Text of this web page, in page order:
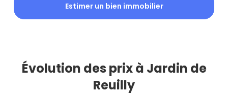
Estimer un bien immobilier
Évolution des prix à Jardin de
Reuilly